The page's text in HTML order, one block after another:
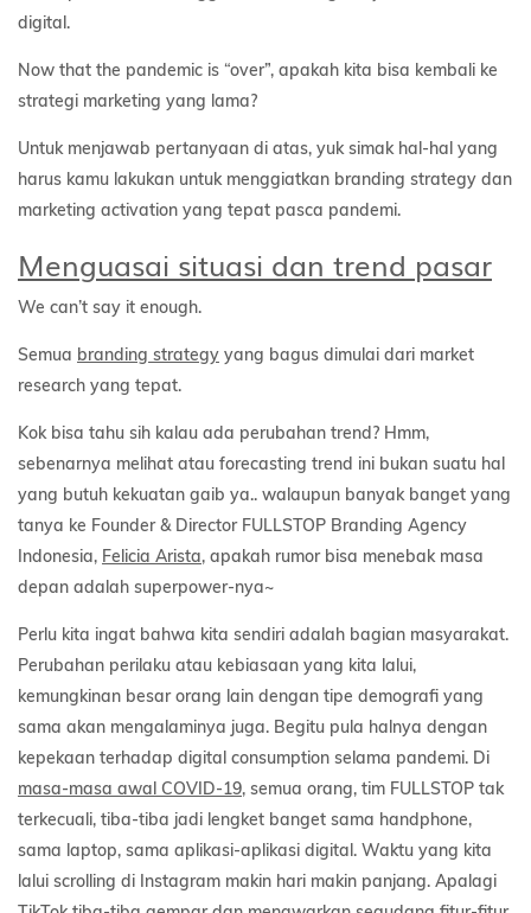
digital.
Now that the pandemic is “over”, apakah kita bisa kembali ke
strategi marketing yang lama?
Untuk menjawab pertanyaan di atas, yuk simak hal-hal yang
harus kamu lakukan untuk menggiatkan branding strategy dan
marketing activation yang tepat pasca pandemi.
Menguasai situasi dan trend pasar
We can’t say it enough.
Semua branding strategy yang bagus dimulai dari market
research yang tepat.
Kok bisa tahu sih kalau ada perubahan trend? Hmm,
sebenarnya melihat atau forecasting trend ini bukan suatu hal
yang butuh kekuatan gaib ya.. walaupun banyak banget yang
tanya ke Founder & Director FULLSTOP Branding Agency
Indonesia, Felicia Arista, apakah rumor bisa menebak masa
depan adalah superpower-nya~
Perlu kita ingat bahwa kita sendiri adalah bagian masyarakat.
Perubahan perilaku atau kebiasaan yang kita lalui,
kemungkinan besar orang lain dengan tipe demografi yang
sama akan mengalaminya juga. Begitu pula halnya dengan
kepekaan terhadap digital consumption selama pandemi. Di
masa-masa awal COVID-19, semua orang, tim FULLSTOP tak
terkecuali, tiba-tiba jadi lengket banget sama handphone,
sama laptop, sama aplikasi-aplikasi digital. Waktu yang kita
lalui scrolling di Instagram makin hari makin panjang. Apalagi